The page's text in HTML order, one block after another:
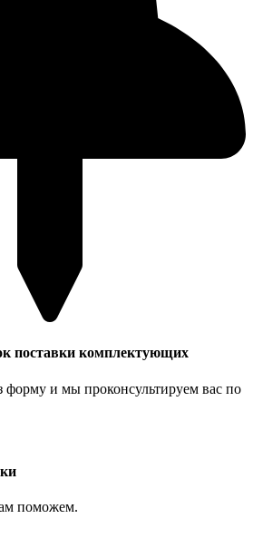
поставки комплектующих
форму и мы проконсультируем вас по
поможем.